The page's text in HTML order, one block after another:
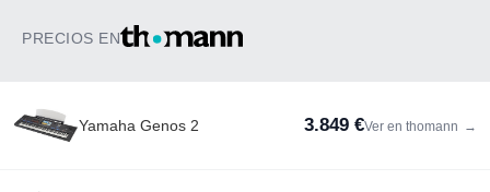
PRECIOS EN
Yamaha Genos 2 3.849 €Ver en thomann →